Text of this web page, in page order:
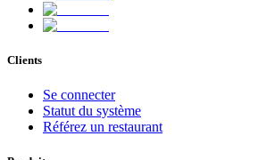
Clients
Se connecter
Statut du système
Référez un restaurant